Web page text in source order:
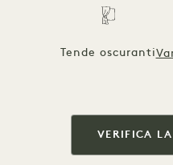
Tende oscuranti
VERIFICA